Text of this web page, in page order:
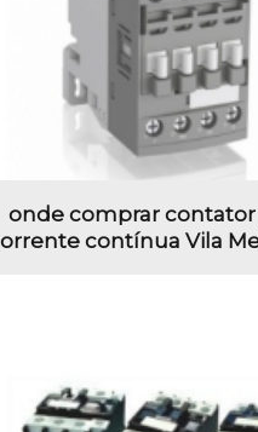
onde comprar contator
contínua Vila